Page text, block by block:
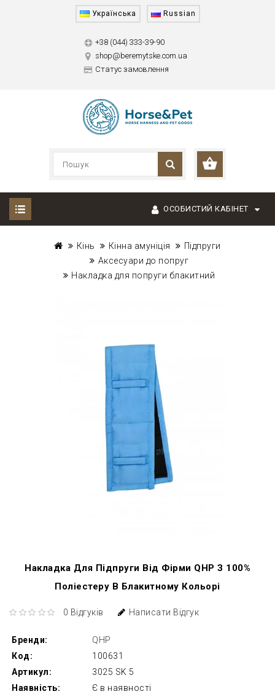
Українська Russian
+38 (044) 333-39-90
shop@beremytske.com.ua
Статус замовлення
ОСОБИСТИЙ КАБІНЕТ
Кінь Кінна амуніція
Підпруги
Аксесуари до попруг
Накладка для попруги блакитний
Накладка Для Підпруги Від Фірми QHP З 100%
Поліестеру В Блакитному Кольорі
0 Відгуків Написати Відгук
Бренди:
QHP
Код:
100631
Артикул:
3025 SK 5
Наявність:
Є в наявності